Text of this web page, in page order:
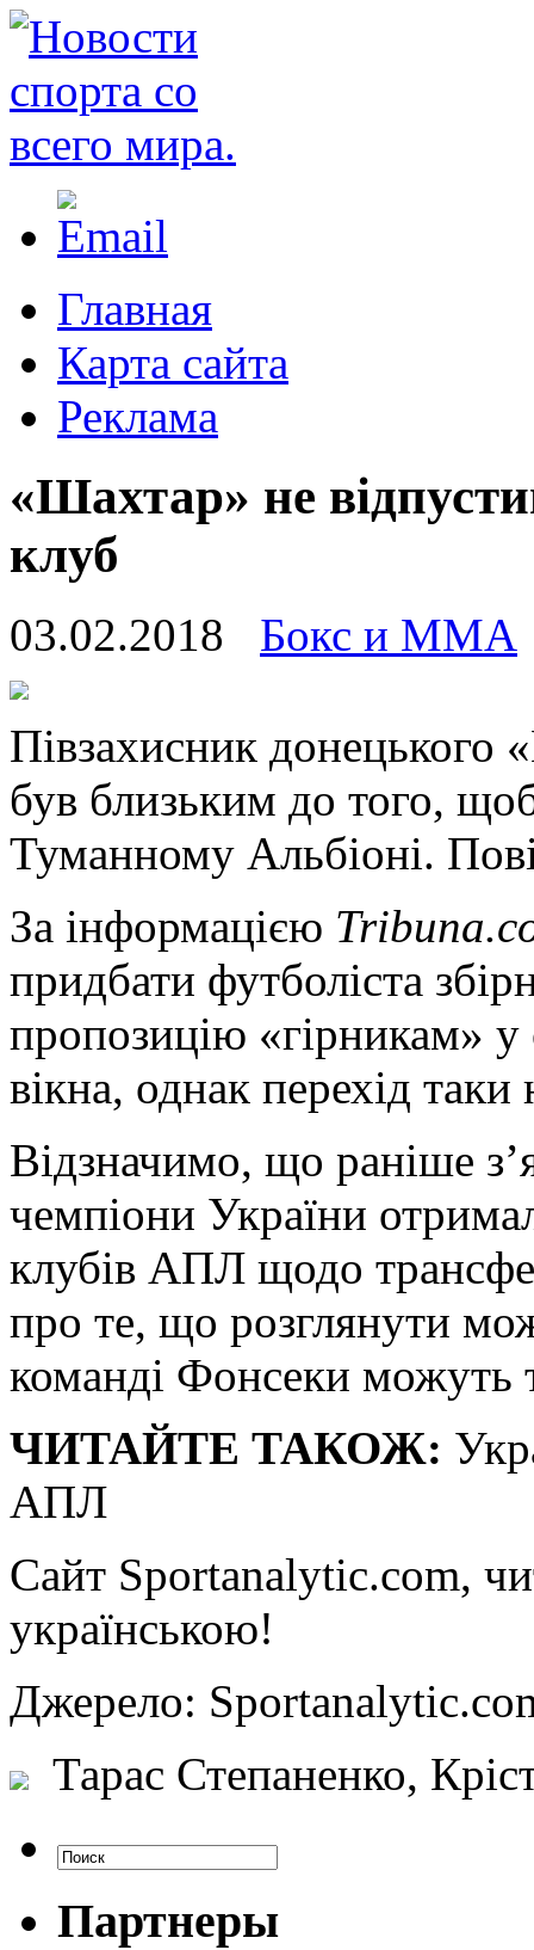
Главная
Карта сайта
Реклама
«Шахтар» не
клуб
03.02.2018 Бокс и ММА
Півзaxисник донецького
був близьким до того,
Туманному Альбіоні.
За інформацією
придбати футболіста
пропозицію «гірникам» у
вікна, однак перехід таки
Відзначимо, що раніше
чемпіони України
клубів АПЛ щодо
про те, що розглянути
команді Фонсеки можуть
ЧИТАЙТЕ ТАКОЖ:
АПЛ
Сайт Sportanalytic.com,
українською!
Джерело:
Тарас Степаненко,
Партнеры